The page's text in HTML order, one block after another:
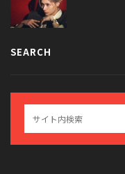
SEARCH